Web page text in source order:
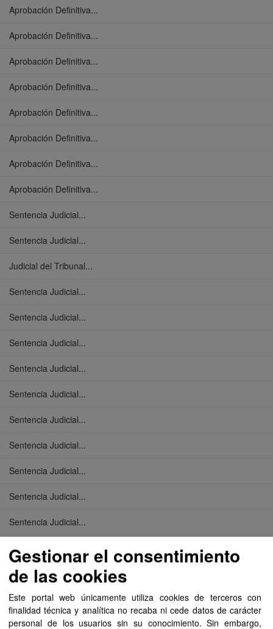
Aprobación Definitiva...
Aprobación Definitiva...
Aprobación Definitiva...
Aprobación Definitiva...
Aprobación Definitiva...
Aprobación Definitiva...
Aprobación Definitiva...
Aprobación Definitiva...
Sentencia Judicial...
Sentencia Judicial...
Judicial del Tribunal...
Sentencia Judicial...
Sentencia Judicial...
Sentencia Judicial...
Sentencia Judicial...
Sentencia Judicial...
Sentencia Judicial...
Sentencia Judicial...
Sentencia Judicial...
Sentencia Judicial...
Sentencia Judicial...
Sentencia Judicial...
Sentencia Judicial...
Sentencia Judicial...
Sentencia Judicial...
Gestionar el consentimiento
de las cookies
Este portal web únicamente utiliza cookies de terceros con
finalidad técnica y analítica no recaba ni cede datos de carácter
personal de los usuarios sin su conocimiento. Sin embargo,